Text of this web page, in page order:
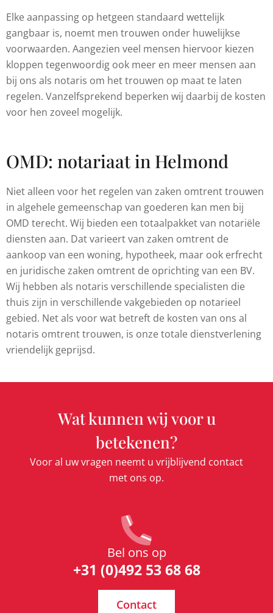
Elke aanpassing op hetgeen standaard wettelijk
gangbaar is, noemt men trouwen onder huwelijkse
voorwaarden. Aangezien veel mensen hiervoor kiezen
kloppen tegenwoordig ook meer en meer mensen aan
bij ons als notaris om het trouwen op maat te laten
regelen. Vanzelfsprekend beperken wij daarbij de kosten
voor hen zoveel mogelijk.
OMD: notariaat in Helmond
Niet alleen voor het regelen van zaken omtrent trouwen
in algehele gemeenschap van goederen kan men bij
OMD terecht. Wij bieden een totaalpakket van notariële
diensten aan. Dat varieert van zaken omtrent de
aankoop van een woning, hypotheek, maar ook erfrecht
en juridische zaken omtrent de oprichting van een BV.
Wij hebben als notaris verschillende specialisten die
thuis zijn in verschillende vakgebieden op notarieel
gebied. Net als voor wat betreft de kosten van ons al
notaris omtrent trouwen, is onze totale dienstverlening
vriendelijk geprijsd.
Wat kunnen wij voor u
betekenen?
Voor al uw vragen neemt u vrijblijvend contact
met ons op.
Bel ons op
+31 (0)492 53 68 68
Contact